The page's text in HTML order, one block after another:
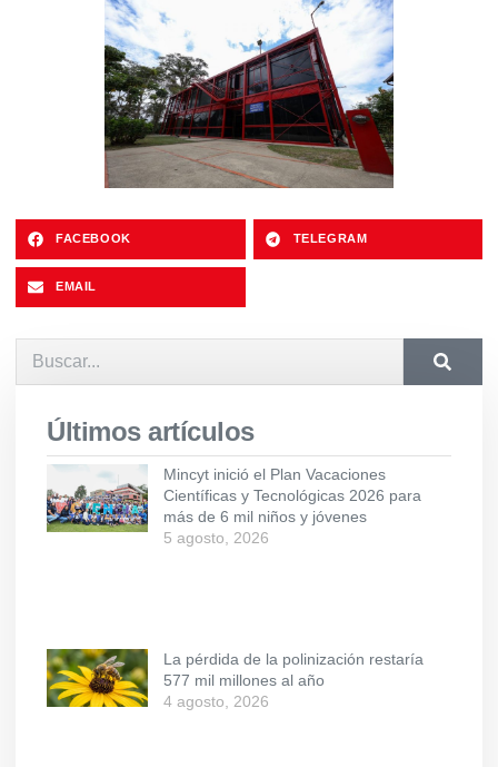
FACEBOOK TELEGRAM
EMAIL
Últimos artículos
Mincyt inició el Plan Vacaciones
Científicas y Tecnológicas 2026 para
más de 6 mil niños y jóvenes
5 agosto, 2026
La pérdida de la polinización restaría
577 mil millones al año
4 agosto, 2026